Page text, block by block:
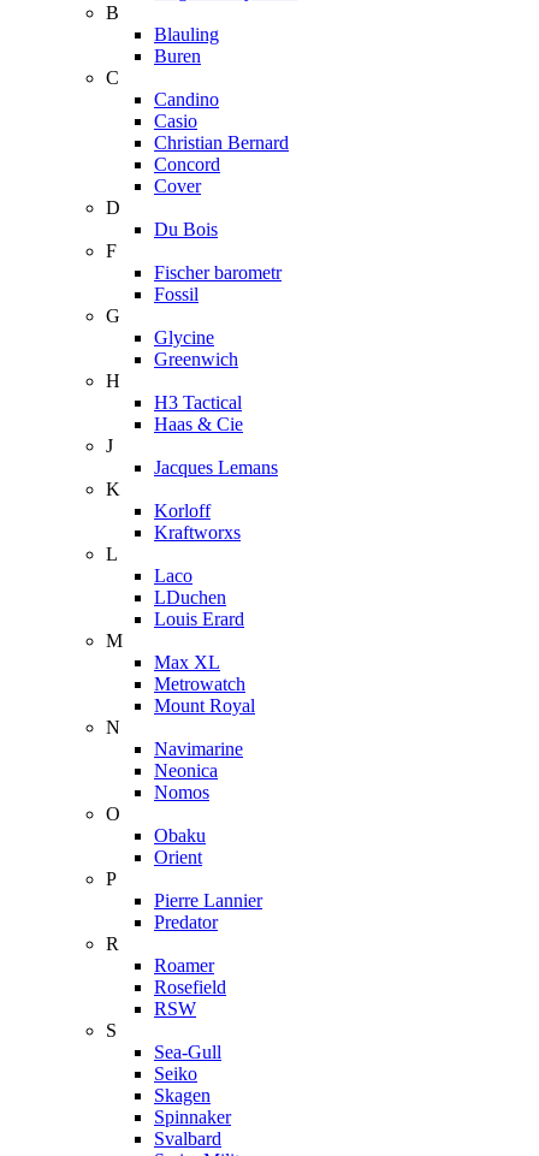
B
Blauling
Buren
C
Candino
Casio
Christian Bernard
Concord
Cover
D
Du Bois
F
Fischer barometr
Fossil
G
Glycine
Greenwich
H
H3 Tactical
Haas & Cie
J
Jacques Lemans
K
Korloff
Kraftworxs
L
Laco
LDuchen
Louis Erard
M
Max XL
Metrowatch
Mount Royal
N
Navimarine
Neonica
Nomos
O
Obaku
Orient
P
Pierre Lannier
Predator
R
Roamer
Rosefield
RSW
S
Sea-Gull
Seiko
Skagen
Spinnaker
Svalbard